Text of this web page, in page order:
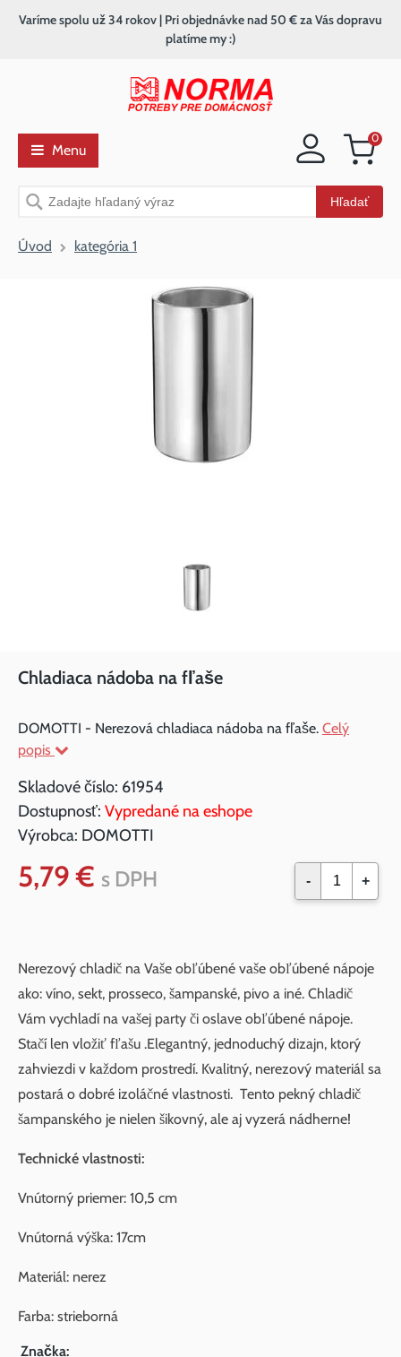
Nákupný
0
Vyhľadávanie Hľadať
Varíme spolu už 34 rokov | Pri objednávke nad 50 € za Vás dopravu
platíme my :)
Menu
Úvod kategória 1
Chladiaca nádoba na fľaše
DOMOTTI - Nerezová chladiaca nádoba na fľaše. Celý
popis
Skladové číslo: 61954
Dostupnosť: Vypredané na eshope
Výrobca: DOMOTTI
5,79 € s DPH - +
Nerezový chladič na Vaše obľúbené vaše obľúbené nápoje
ako: víno, sekt, prosseco, šampanské, pivo a iné. Chladič
Vám vychladí na vašej party či oslave obľúbené nápoje.
Stačí len vložiť fľašu .Elegantný, jednoduchý dizajn, ktorý
zahviezdi v každom prostredí. Kvalitný, nerezový materiál sa
postará o dobré izoláčné vlastnosti. Tento pekný chladič
šampanského je nielen šikovný, ale aj vyzerá nádherne!
Technické vlastnosti:
Vnútorný priemer: 10,5 cm
Vnútorná výška: 17cm
Materiál: nerez
Farba: strieborná
Značka: